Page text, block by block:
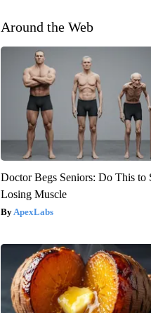
Around the Web
Doctor Begs Seniors: Do This to
Losing Muscle
ApexLabs